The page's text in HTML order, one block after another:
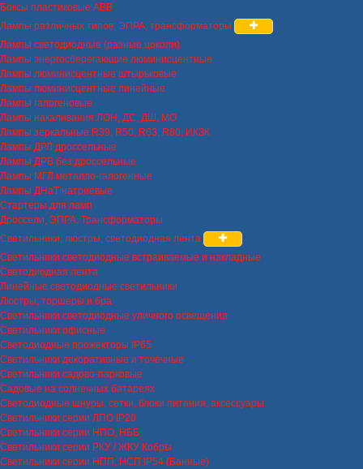
Боксы пластиковые ABB
Лампы различных типов, ЭПРА, трансформаторы
Лампы светодиодные (разные цоколи)
Лампы энергосберегающие люминисцентные
Лампы люминисцентные штырьковые
Лампы люминисцентные линейные
Лампы галогеновые
Лампы накаливания ЛОН, ДС, ДШ, МО
Лампы зеркальные R39, R50, R63, R80, ИКЗК
Лампы ДРЛ дроссельные
Лампы ДРВ без дроссельные
Лампы МГЛ металло-галогенные
Лампы ДНаТ натриевые
Стартеры для ламп
Дроссели, ЭПРА, Трансформаторы
Светильники, люстры, светодиодная лента
Светильники светодиодные встраиваемые и накладные
Светодиодная лента
Линейные светодиодные светильники
Люстры, торшеры и бра
Светильники светодиодные уличного освещения
Светильники офисные
Светодиодные прожекторы IP65
Светильники декоративные и точечные
Светильники садово-парковые
Садовые на солнечных батареях
Светодиодные шнуры, сетки, блоки питания, аксессуары
Светильники серии ЛПО IP20
Светильники серии НПО, НББ
Светильники серии РКУ / ЖКУ Кобры
Светильники серии НПП, НСП IP54 (Банные)